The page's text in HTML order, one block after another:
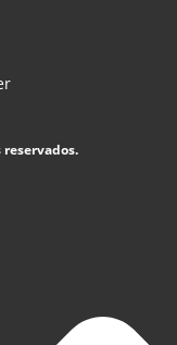
reservados.